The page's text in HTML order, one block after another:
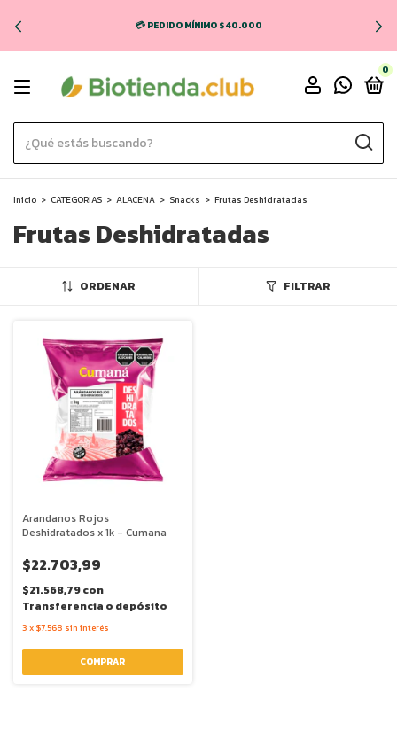
💳 PEDIDO MÍNIMO $40.000
0
Inicio > CATEGORIAS > ALACENA > Snacks > Frutas Deshidratadas
Frutas Deshidratadas
ORDENAR FILTRAR
Arandanos Rojos
Deshidratados x 1k - Cumana
$22.703,99
$21.568,79con
Transferencia o depósito
3 x $7.568 sin interés